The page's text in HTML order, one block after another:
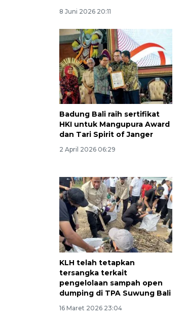
8 Juni 2026 20:11
Badung Bali raih sertifikat
HKI untuk Mangupura Award
dan Tari Spirit of Janger
2 April 2026 06:29
KLH telah tetapkan
tersangka terkait
pengelolaan sampah open
dumping di TPA Suwung Bali
16 Maret 2026 23:04